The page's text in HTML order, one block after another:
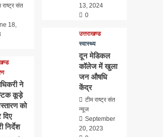
राष्ट्र संत
18,
ने
कूड़े
को
निर्देश
13, 2024
0
उत्तराखण्ड
स्वास्थ्य
दून मेडिकल
कॉलेज में खुला
जन औषधि
केंद्र
टीम राष्ट्र संत
न्यूज
September
20, 2023